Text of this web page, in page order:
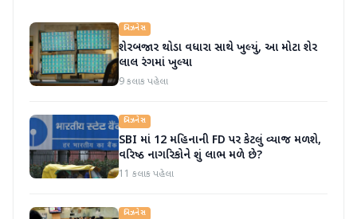
બિઝનેસ
શેરબજાર થોડા વધારા સાથે ખુલ્યું, આ મોટા શેર
લાલ રંગમાં ખુલ્યા
9 કલાક પહેલા
બિઝનેસ
SBI માં 12 મહિનાની FD પર કેટલું વ્યાજ મળશે,
વરિષ્ઠ નાગરિકોને શું લાભ મળે છે?
11 કલાક પહેલા
બિઝનેસ